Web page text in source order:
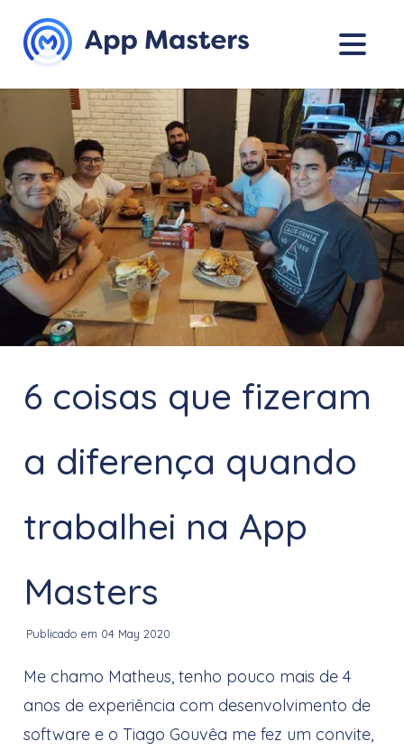
6 coisas que fizeram
a diferença quando
trabalhei na App
Masters
Publicado em 04 May 2020
Me chamo Matheus, tenho pouco mais de 4
anos de experiência com desenvolvimento de
software e o Tiago Gouvêa me fez um convite,